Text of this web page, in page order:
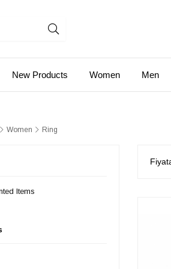
New Products Women Men
Women Ring
Items